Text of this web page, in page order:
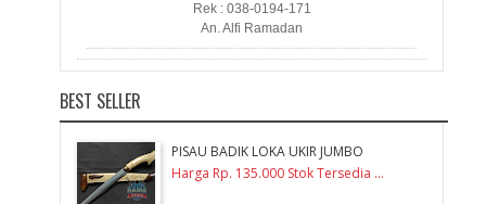
Rek : 038-0194-171
An. Alfi Ramadan
BEST SELLER
PISAU BADIK LOKA UKIR JUMBO
Harga Rp. 135.000 Stok Tersedia ...